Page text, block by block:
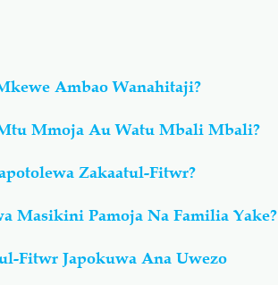
Ambao Wanahitaji?
Mmoja Au Watu Mbali Mbali?
Zakaatul-Fitwr?
Masikini Pamoja Na Familia Yake?
Fitwr Japokuwa Ana Uwezo